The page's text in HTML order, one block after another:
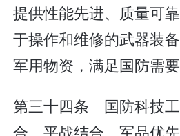
提供性能先进、质量可
于操作和维修的武器装
军用物资，满足国防需要
第三十四条 国防科技